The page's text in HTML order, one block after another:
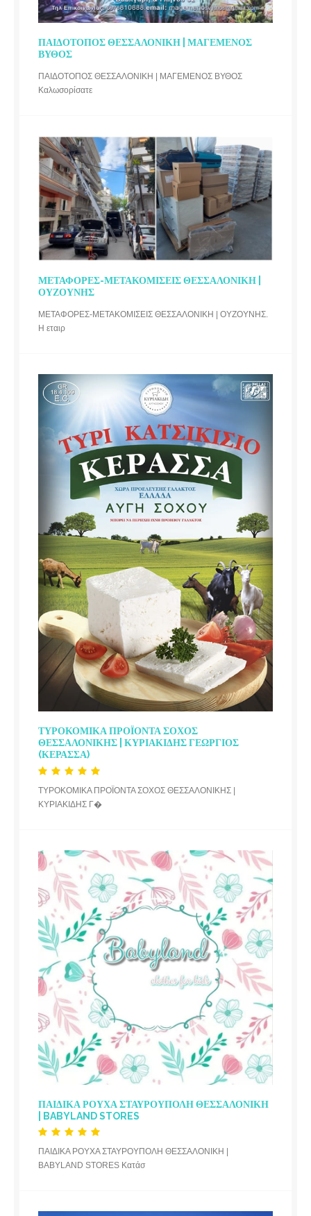
ΠΑΙΔΟΤΟΠΟΣ ΘΕΣΣΑΛΟΝΙΚΗ | ΜΑΓΕΜΕΝΟΣ
ΒΥΘΟΣ
ΠΑΙΔΟΤΟΠΟΣ ΘΕΣΣΑΛΟΝΙΚΗ | ΜΑΓΕΜΕΝΟΣ ΒΥΘΟΣ
Καλωσορίσατε
ΜΕΤΑΦΟΡΕΣ-ΜΕΤΑΚΟΜΙΣΕΙΣ ΘΕΣΣΑΛΟΝΙΚΗ |
ΟΥΖΟΥΝΗΣ
ΜΕΤΑΦΟΡΕΣ-ΜΕΤΑΚΟΜΙΣΕΙΣ ΘΕΣΣΑΛΟΝΙΚΗ | ΟΥΖΟΥΝΗΣ.
Η εταιρ
ΤΥΡΟΚΟΜΙΚΑ ΠΡΟΪΟΝΤΑ ΣΟΧΟΣ
ΘΕΣΣΑΛΟΝΙΚΗΣ | ΚΥΡΙΑΚΙΔΗΣ ΓΕΩΡΓΙΟΣ
(ΚΕΡΑΣΣΑ)
ΤΥΡΟΚΟΜΙΚΑ ΠΡΟΪΟΝΤΑ ΣΟΧΟΣ ΘΕΣΣΑΛΟΝΙΚΗΣ |
ΚΥΡΙΑΚΙΔΗΣ Γ�
ΠΑΙΔΙΚΑ ΡΟΥΧΑ ΣΤΑΥΡΟΥΠΟΛΗ ΘΕΣΣΑΛΟΝΙΚΗ
| BABYLAND STORES
ΠΑΙΔΙΚΑ ΡΟΥΧΑ ΣΤΑΥΡΟΥΠΟΛΗ ΘΕΣΣΑΛΟΝΙΚΗ |
BABYLAND STORES Κατάσ